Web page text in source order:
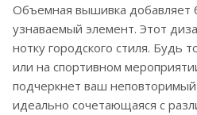
Объемная вышивка добавляет
узнаваемый элемент. Этот
нотку городского стиля. Будь
или на спортивном
подчеркнет ваш неповторимый
идеально сочетающаяся с